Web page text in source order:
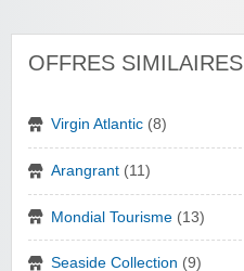
OFFRES SIMILAIRES
Virgin Atlantic (8)
Arangrant (11)
Mondial Tourisme (13)
Seaside Collection (9)